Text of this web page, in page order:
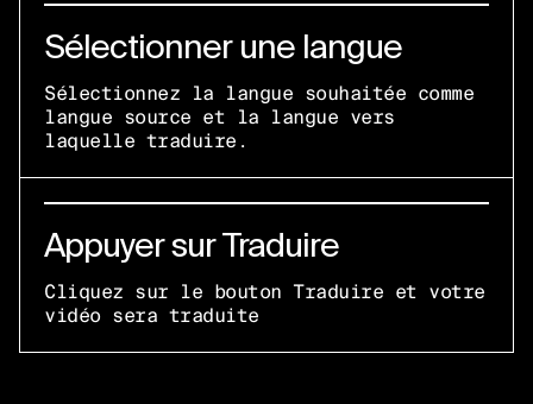
Sélectionner une langue
Sélectionnez la langue souhaitée comme
langue source et la langue vers
laquelle traduire.
Appuyer sur Traduire
Cliquez sur le bouton Traduire et votre
vidéo sera traduite